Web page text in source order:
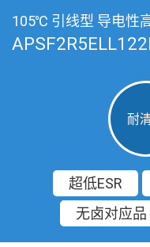
105℃ 引线型 导电性
耐
超低ESR
无卤对应品